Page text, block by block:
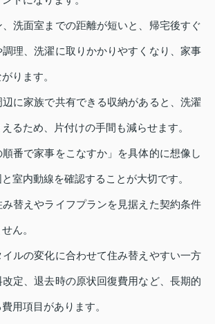
洗面室までの距離が短いと、帰宅後すぐ
理、洗濯に取りかかりやすくなり、家事
ります。
辺に家族で共有できる収納があると、洗濯
るため、片付けの手間も減らせます。
番で家事をこなすか」を具体的に想像し
室内動線を確認することが大切です。
替えやライフプランを見据えた契約条件
ん。
ルの変化に合わせて住み替えやすい一方
定、退去時の原状回復費用など、長期的
用項目があります。